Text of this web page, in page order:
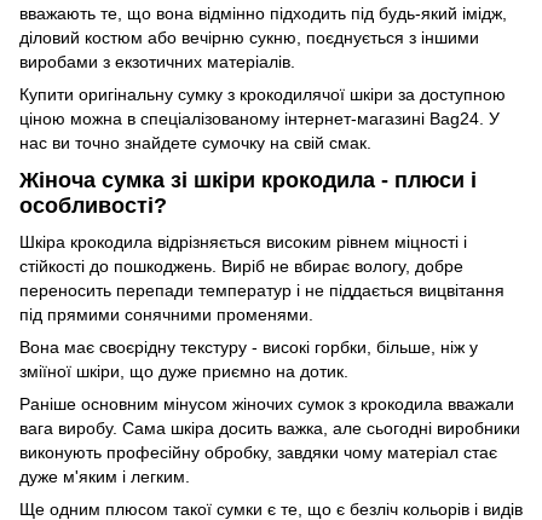
вважають те, що вона відмінно підходить під будь-який імідж,
діловий костюм або вечірню сукню, поєднується з іншими
виробами з екзотичних матеріалів.
Купити оригінальну сумку з крокодилячої шкіри за доступною
ціною можна в спеціалізованому інтернет-магазині Bag24. У
нас ви точно знайдете сумочку на свій смак.
Жіноча сумка зі шкіри крокодила - плюси і
особливості?
Шкіра крокодила відрізняється високим рівнем міцності і
стійкості до пошкоджень. Виріб не вбирає вологу, добре
переносить перепади температур і не піддається вицвітання
під прямими сонячними променями.
Вона має своєрідну текстуру - високі горбки, більше, ніж у
зміїної шкіри, що дуже приємно на дотик.
Раніше основним мінусом жіночих сумок з крокодила вважали
вага виробу. Сама шкіра досить важка, але сьогодні виробники
виконують професійну обробку, завдяки чому матеріал стає
дуже м'яким і легким.
Ще одним плюсом такої сумки є те, що є безліч кольорів і видів